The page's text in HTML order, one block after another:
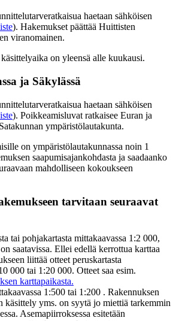
haetaan sähköisen
). Hakemukset päättää Huittisten
viranomainen.
on yleensä alle kuukausi.
ja Säkylässä
haetaan sähköisen
). Poikkeamisluvat ratkaisee Euran ja
ympäristölautakunta.
on ympäristölautakunnassa noin 1
saapumisajankohdasta ja saadaanko
mahdolliseen kokoukseen
tarvitaan seuraavat
tai pohjakartasta mittakaavassa 1:2 000,
saatavissa. Ellei edellä kerrottua karttaa
liittää otteet peruskartasta
000 tai 1:20 000. Otteet saa esim.
karttapaikasta.
1:500 tai 1:200 . Rakennuksen
käsittely yms. on syytä jo miettiä tarkemmin
Asemapiirroksessa esitetään